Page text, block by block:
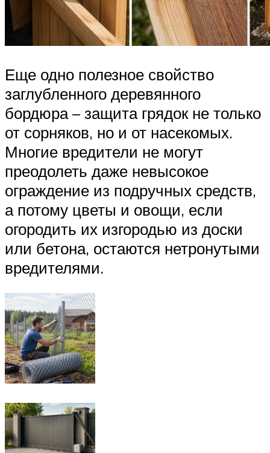
Еще одно полезное свойство
заглубленного деревянного
бордюра – защита грядок не только
от сорняков, но и от насекомых.
Многие вредители не могут
преодолеть даже невысокое
ограждение из подручных средств,
а потому цветы и овощи, если
огородить их изгородью из доски
или бетона, остаются нетронутыми
вредителями.